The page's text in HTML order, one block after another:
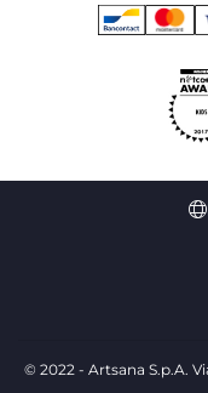
© 2022 - Artsana S.p.A.